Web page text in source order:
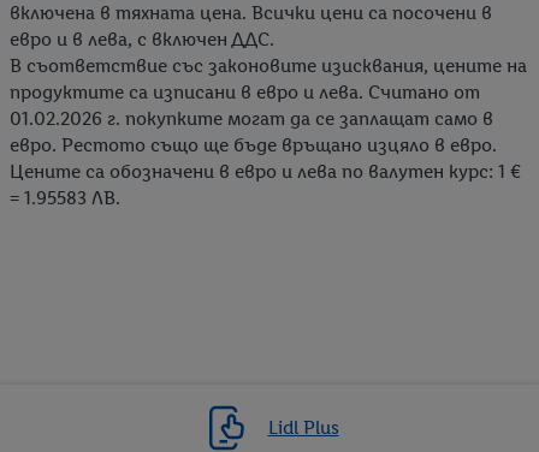
включена в тяхната цена. Всички цени са посочени в
евро и в лева, с включен ДДС.
В съответствие със законовите изисквания, цените на
продуктите са изписани в евро и лева. Считано от
01.02.2026 г. покупките могат да се заплащат само в
евро. Рестото също ще бъде връщано изцяло в евро.
Цените са обозначени в евро и лева по валутен курс: 1 €
= 1.95583 ЛВ.
Lidl Plus